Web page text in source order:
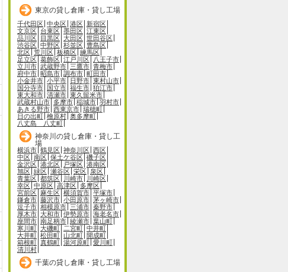
東京の貸し倉庫・貸し工場
千代田区 中央区 港区 新宿区
文京区 台東区 墨田区 江東区
品川区 目黒区 大田区 世田谷区
渋谷区 中野区 杉並区 豊島区
北区 荒川区 板橋区 練馬区
足立区 葛飾区 江戸川区
八王子市
立川市 武蔵野市 三鷹市 青梅市
府中市 昭島市 調布市 町田市
小金井市 小平市 日野市 東村山市
国分寺市
国立市 福生市 狛江市
東大和市 清瀬市 東久留米市
武蔵村山市 多摩市 稲城市 羽村市
あきる野市 西東京市 瑞穂町
日の出町 檜原村 奥多摩町
八丈島 八丈町
神奈川の貸し倉庫・貸し工
場
横浜市 鶴見区 神奈川区 西区
中区 南区 保土ケ谷区 磯子区
金沢区 港北区 戸塚区 港南区
旭区 緑区 瀬谷区 栄区 泉区
青葉区 都筑区 川崎市
川崎区
幸区 中原区 高津区 多摩区
宮前区 麻生区 横須賀市 平塚市
鎌倉市 藤沢市 小田原市 茅ヶ崎市
逗子市 相模原市 三浦市 秦野市
厚木市 大和市 伊勢原市 海老名市
座間市 南足柄市 綾瀬市 葉山町
寒川町 大磯町 二宮町 中井町
大井町 松田町 山北町 開成町
箱根町 真鶴町 湯河原町 愛川町
清川村
千葉の貸し倉庫・貸し工場